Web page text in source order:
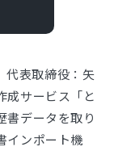
代表取締役：⽮
成サービス「と
書データを取り
インポート機